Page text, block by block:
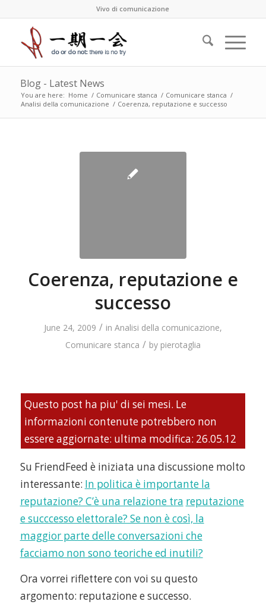
Vivo di comunicazione
Blog - Latest News
You are here: Home / Comunicare stanca / Comunicare stanca /
Analisi della comunicazione / Coerenza, reputazione e successo
Coerenza, reputazione e
successo
June 24, 2009 / in Analisi della comunicazione,
Comunicare stanca / by pierotaglia
Questo post ha piu' di sei mesi. Le
informazioni contenute potrebbero non
essere aggiornate: ultima modifica: 26.05.12
Su FriendFeed è iniziata una discussione molto
interessante: In politica è importante la
reputazione? C’è una relazione tra reputazione
e succcesso elettorale? Se non è così, la
maggior parte delle conversazioni che
facciamo non sono teoriche ed inutili?
Ora vorrei riflettere con voi su questo
argomento: reputazione e successo.